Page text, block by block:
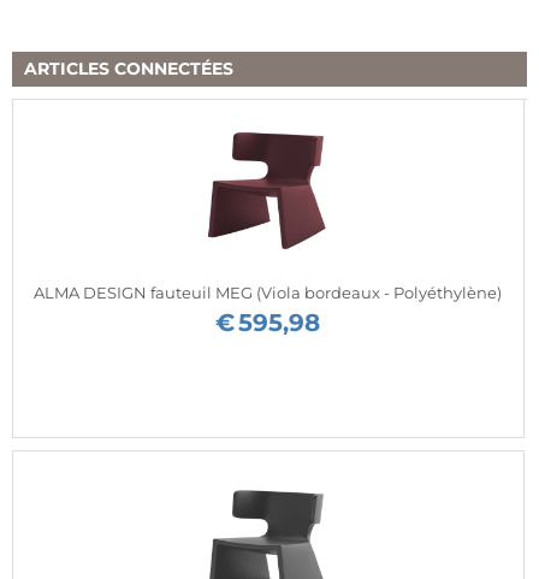
ARTICLES CONNECTÉES
ALMA DESIGN fauteuil MEG (Viola bordeaux - Polyéthylène)
€595,98